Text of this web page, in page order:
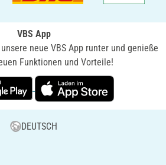
VBS App
neue VBS App runter und genieße
Funktionen und Vorteile!
DEUTSCH